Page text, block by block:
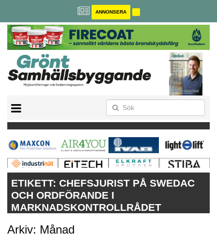
ANNONSERA
MILJÖBYGGNAD
NOLLCO2
CITYLAB
GREENBUILDING
ANNONSERA
ETIKETT: CHEFSJURIST PÅ SWEDAC
OCH ORDFÖRANDE I
MARKNADSKONTROLLRÅDET
Arkiv: Månad